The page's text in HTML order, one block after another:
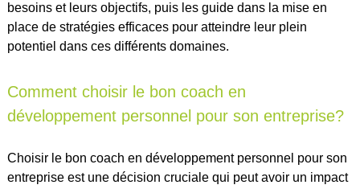
besoins et leurs objectifs, puis les guide dans la mise en
place de stratégies efficaces pour atteindre leur plein
potentiel dans ces différents domaines.
Comment choisir le bon coach en
développement personnel pour son entreprise?
Choisir le bon coach en développement personnel pour son
entreprise est une décision cruciale qui peut avoir un impact